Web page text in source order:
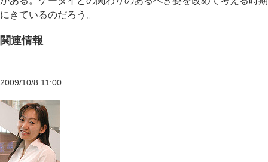
にきているのだろう。
関連情報
2009/10/8 11:00